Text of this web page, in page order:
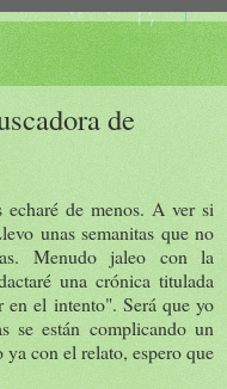
de
echaré de menos. A ver si
unas semanitas que no
Menudo jaleo con la
una crónica titulada
en el intento". Será que yo
se están complicando un
con el relato, espero que